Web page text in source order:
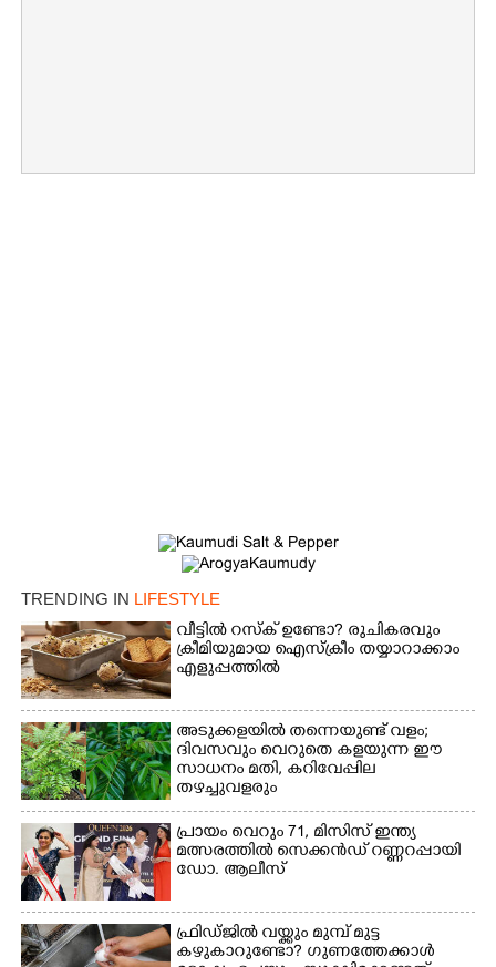
TRENDING IN LIFESTYLE
വീട്ടിൽ റസ്ക് ഉണ്ടോ? രുചികരവും
ക്രീമിയുമായ ഐസ്ക്രീം തയ്യാറാക്കാം
എളുപ്പത്തിൽ
അടുക്കളയിൽ തന്നെയുണ്ട് വളം;
ദിവസവും വെറുതെ കളയുന്ന ഈ
സാധനം മതി, കറിവേപ്പില
തഴച്ചുവളരും
പ്രായം വെറും 71, മിസിസ് ഇന്ത്യ
മത്സരത്തിൽ സെക്കൻഡ് റണ്ണറപ്പായി
ഡോ. ആലീസ്
ഫ്രിഡ്ജിൽ വയ്ക്കും മുമ്പ് മുട്ട
കഴുകാറുണ്ടോ? ഗുണത്തേക്കാൾ